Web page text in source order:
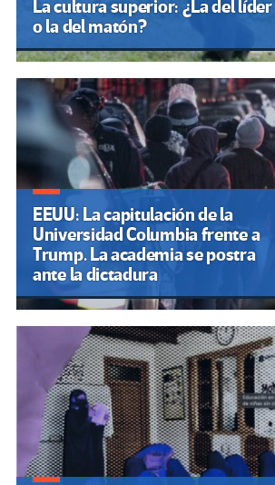
La cultura superior: ¿La del líder
o la del matón?
EEUU: La capitulación de la
Universidad Columbia frente a
Trump. La academia se postra
ante la dictadura